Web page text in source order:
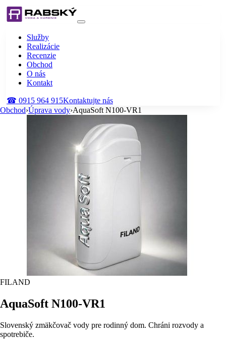
Služby
Realizácie
Recenzie
Obchod
O nás
Kontakt
☎ 0915 964 915Kontaktujte nás
Obchod›Úprava vody›AquaSoft N100-VR1
FILAND
AquaSoft N100-VR1
Slovenský zmäkčovač vody pre rodinný dom. Chráni rozvody a
spotrebiče.